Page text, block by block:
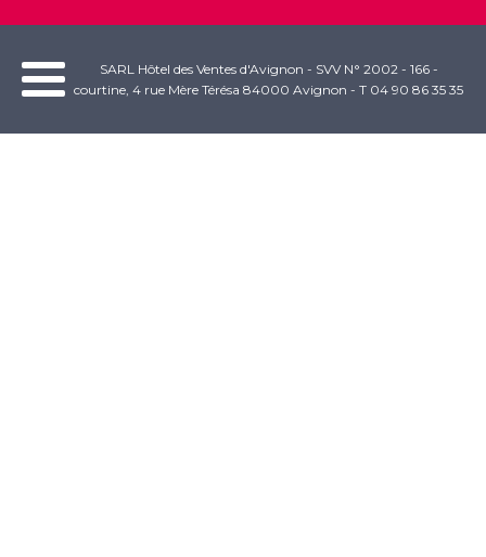
SARL Hôtel des Ventes d'Avignon - SVV N° 2002 - 166 -
courtine, 4 rue Mère Térésa 84000 Avignon - T 04 90 86 35 35